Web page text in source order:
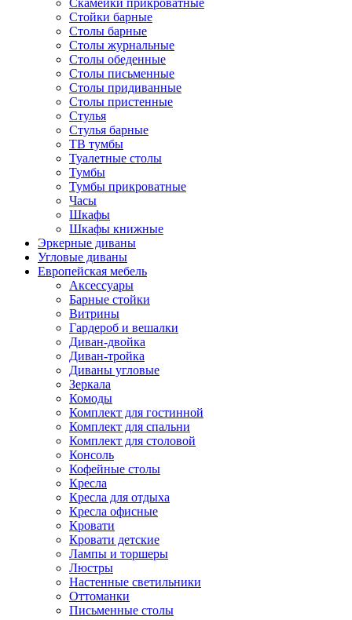
Скамейки прикроватные
Стойки барные
Столы барные
Столы журнальные
Столы обеденные
Столы письменные
Столы придиванные
Столы пристенные
Стулья
Стулья барные
ТВ тумбы
Туалетные столы
Тумбы
Тумбы прикроватные
Часы
Шкафы
Шкафы книжные
Эркерные диваны
Угловые диваны
Европейская мебель
Аксессуары
Барные стойки
Витрины
Гардероб и вешалки
Диван-двойка
Диван-тройка
Диваны угловые
Зеркала
Комоды
Комплект для гостинной
Комплект для спальни
Комплект для столовой
Консоль
Кофейные столы
Кресла
Кресла для отдыха
Кресла офисные
Кровати
Кровати детские
Лампы и торшеры
Люстры
Настенные светильники
Оттоманки
Письменные столы